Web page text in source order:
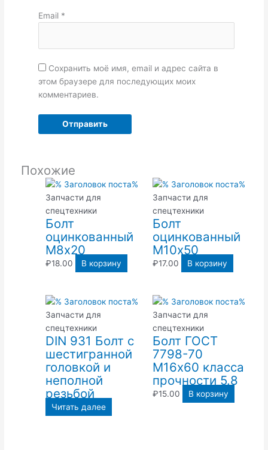
Email *
Сохранить моё имя, email и адрес сайта в
этом браузере для последующих моих
комментариев.
Похожие
Запчасти для
спецтехники
Болт
оцинкованный
М8х20
₽18.00 В корзину
Запчасти для
спецтехники
Болт
оцинкованный
М10х50
₽17.00 В корзину
Запчасти для
спецтехники
DIN 931 Болт с
шестигранной
головкой и
неполной
резьбой
Читать далее
Запчасти для
спецтехники
Болт ГОСТ
7798-70
М16х60 класса
прочности 5.8
₽15.00 В корзину